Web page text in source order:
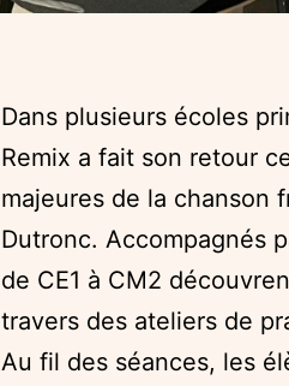
Dans plusieurs écoles
Remix a fait son retour
majeures de la chanson
Dutronc. Accompagnés
de CE1 à CM2
travers des ateliers de
Au fil des séances, les